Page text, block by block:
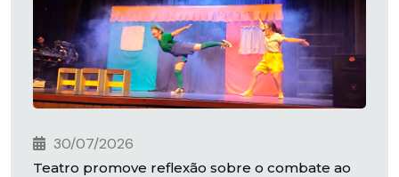
30/07/2026
Teatro promove reflexão sobre o combate ao